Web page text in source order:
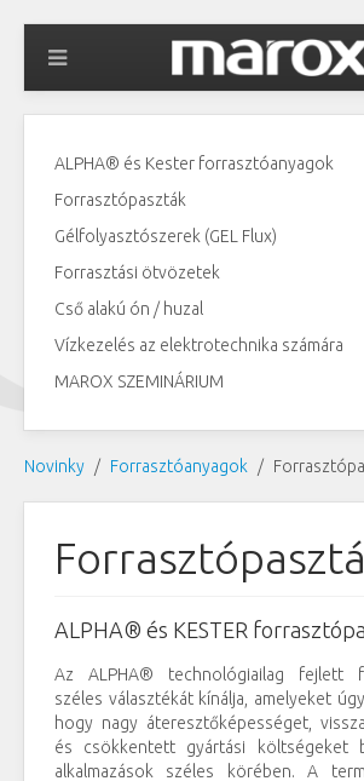
ALPHA® és Kester forrasztóanyagok
Forrasztópaszták
Gélfolyasztószerek (GEL Flux)
Forrasztási ötvözetek
Cső alakú ón / huzal
Vízkezelés az elektrotechnika számára
MAROX SZEMINÁRIUM
Novinky Forrasztóanyagok
ALPHA® és KESTER
Az ALPHA® technológiailag fejlett
széles választékát kínálja, amelyeket
hogy nagy áteresztőképességet,
és csökkentett gyártási költségeket
alkalmazások széles körében. A